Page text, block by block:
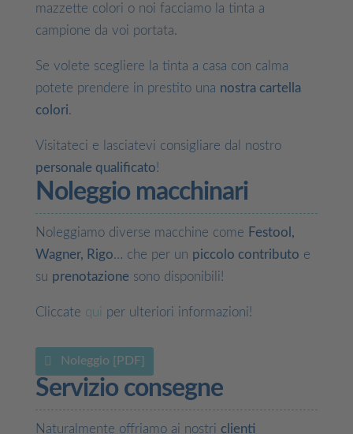
mazzette colori o noi facciamo la tinta a
campione da voi portata.
Se volete scegliere la tinta a casa con calma
potete prendere in prestito una nostra cartella
colori.
Visitateci e lasciatevi consigliare dal nostro
personale qualificato!
Noleggio macchinari
Noleggiamo diverse macchine come Festool,
Wagner, Rigo… che per un piccolo contributo e
su prenotazione sono disponibili!
Cliccate qui per ulteriori informazioni!
Noleggio [PDF]
Servizio consegne
Naturalmente offriamo ai nostri clienti